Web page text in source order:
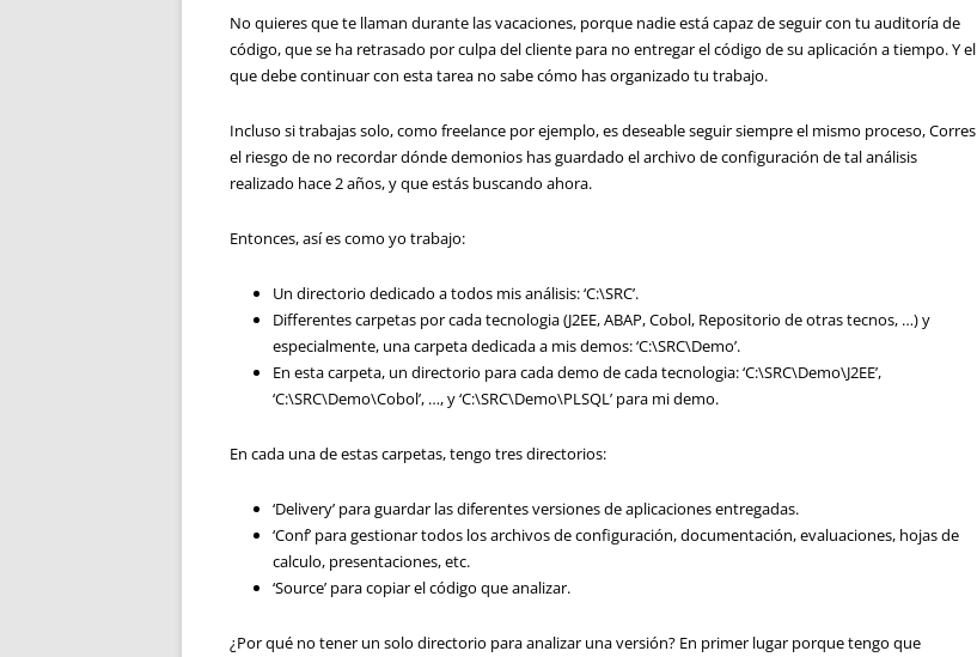
No quieres que te llaman durante las vacaciones, porque nadie está capaz de seguir con tu auditoría de
código, que se ha retrasado por culpa del cliente para no entregar el código de su aplicación a tiempo. Y el
que debe continuar con esta tarea no sabe cómo has organizado tu trabajo.
Incluso si trabajas solo, como freelance por ejemplo, es deseable seguir siempre el mismo proceso, Corres
el riesgo de no recordar dónde demonios has guardado el archivo de configuración de tal análisis
realizado hace 2 años, y que estás buscando ahora.
Entonces, así es como yo trabajo:
Un directorio dedicado a todos mis análisis: ‘C:\SRC’.
Differentes carpetas por cada tecnologia (J2EE, ABAP, Cobol, Repositorio de otras tecnos, …) y
especialmente, una carpeta dedicada a mis demos: ‘C:\SRC\Demo’.
En esta carpeta, un directorio para cada demo de cada tecnologia: ‘C:\SRC\Demo\J2EE’,
‘C:\SRC\Demo\Cobol’, …, y ‘C:\SRC\Demo\PLSQL’ para mi demo.
En cada una de estas carpetas, tengo tres directorios:
‘Delivery’ para guardar las diferentes versiones de aplicaciones entregadas.
‘Conf’ para gestionar todos los archivos de configuración, documentación, evaluaciones, hojas de
calculo, presentaciones, etc.
‘Source’ para copiar el código que analizar.
¿Por qué no tener un solo directorio para analizar unaversión? En primer lugar porque tengo que